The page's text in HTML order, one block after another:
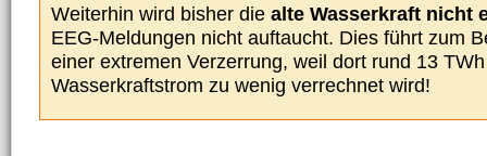
Weiterhin wird bisher die alte Wasserkraft nicht
EEG-Meldungen nicht auftaucht. Dies führt zum
einer extremen Verzerrung, weil dort rund 13
Wasserkraftstrom zu wenig verrechnet wird!